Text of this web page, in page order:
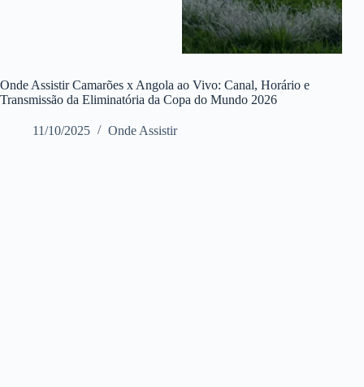
Onde Assistir Camarões x Angola ao Vivo: Canal, Horário e
Transmissão da Eliminatória da Copa do Mundo 2026
11/10/2025 Onde Assistir